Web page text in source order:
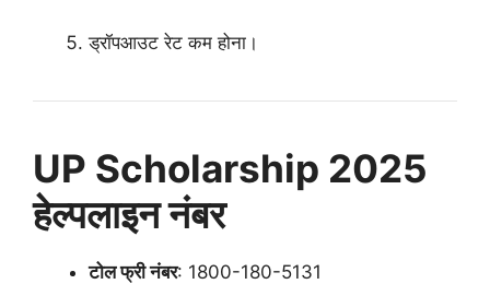
ड्रॉपआउट रेट कम होना।
UP Scholarship 2025
हेल्पलाइन नंबर
टोल फ्री नंबर: 1800-180-5131